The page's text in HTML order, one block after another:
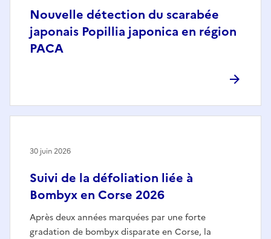
Nouvelle détection du scarabée
japonais Popillia japonica en région
PACA
Suivi de la défoliation liée à
Bombyx en Corse 2026
Après deux années marquées par une forte
gradation de bombyx disparate en Corse, la
30 juin 2026